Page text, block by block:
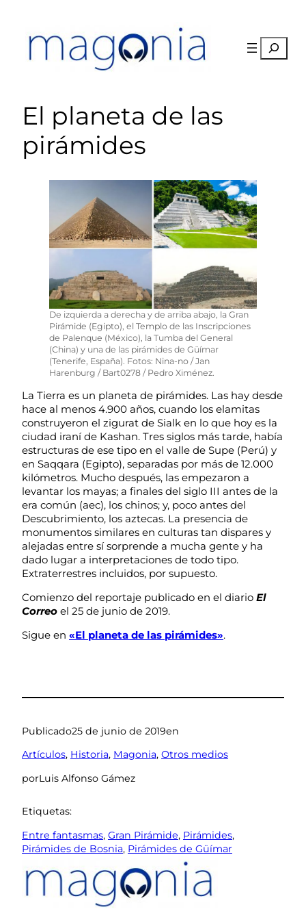
contenido
Buscar
El planeta de las
pirámides
De izquierda a derecha y de arriba abajo, la Gran
Pirámide (Egipto), el Templo de las Inscripciones
de Palenque (México), la Tumba del General
(China) y una de las pirámides de Güímar
(Tenerife, España). Fotos: Nina-no / Jan
Harenburg / Bart0278 / Pedro Ximénez.
La Tierra es un planeta de pirámides. Las hay desde
hace al menos 4.900 años, cuando los elamitas
construyeron el zigurat de Sialk en lo que hoy es la
ciudad iraní de Kashan. Tres siglos más tarde, había
estructuras de ese tipo en el valle de Supe (Perú) y
en Saqqara (Egipto), separadas por más de 12.000
kilómetros. Mucho después, las empezaron a
levantar los mayas; a finales del siglo III antes de la
era común (aec), los chinos; y, poco antes del
Descubrimiento, los aztecas. La presencia de
monumentos similares en culturas tan dispares y
alejadas entre sí sorprende a mucha gente y ha
dado lugar a interpretaciones de todo tipo.
Extraterrestres incluidos, por supuesto.
Comienzo del reportaje publicado en el diario El
Correo el 25 de junio de 2019.
Sigue en «El planeta de las pirámides».
Publicado25 de junio de 2019en
Artículos, Historia, Magonia, Otros medios
porLuis Alfonso Gámez
Etiquetas:
Entre fantasmas, Gran Pirámide, Pirámides
Pirámides de Bosnia, Pirámides de Güímar